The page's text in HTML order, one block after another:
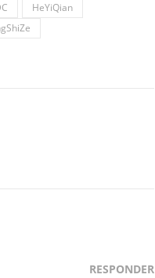
HeYiQian
RESPONDER